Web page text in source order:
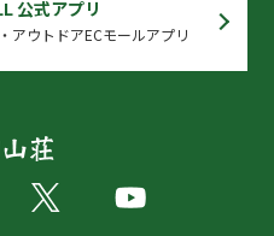
公式アプリ
アウトドアECモールアプリ